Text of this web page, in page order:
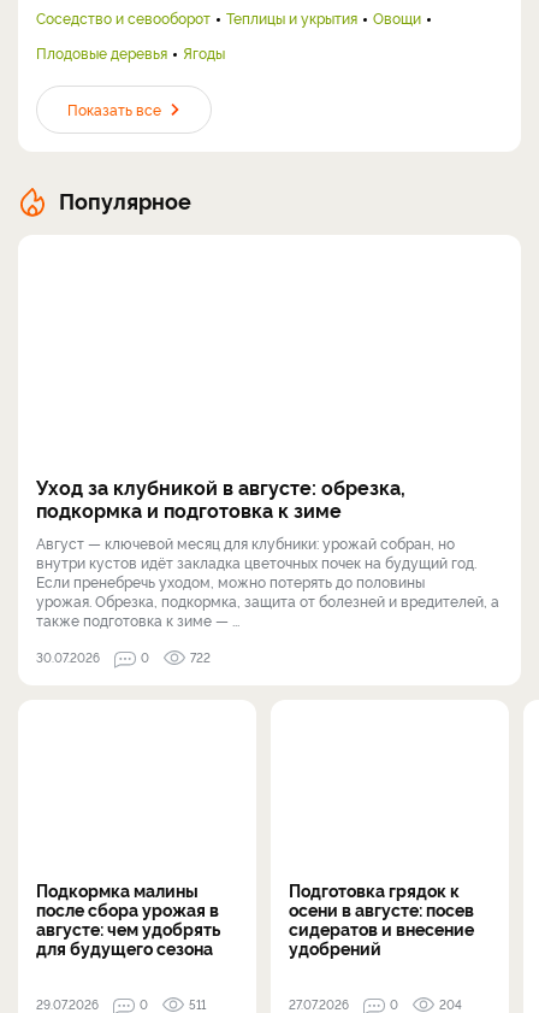
Соседство и севооборот
Теплицы и укрытия
Овощи
Плодовые деревья
Ягоды
Показать все
Популярное
Уход за клубникой в августе: обрезка,
подкормка и подготовка к зиме
Август — ключевой месяц для клубники: урожай собран, но
внутри кустов идёт закладка цветочных почек на будущий год.
Если пренебречь уходом, можно потерять до половины
урожая. Обрезка, подкормка, защита от болезней и вредителей, а
также подготовка к зиме — ...
30.07.2026 0 722
Подкормка малины
после сбора урожая в
августе: чем удобрять
для будущего сезона
29.07.2026 0 511
Подготовка грядок к
осени в августе: посев
сидератов и внесение
удобрений
27.07.2026 0 204